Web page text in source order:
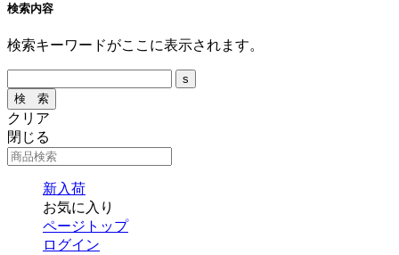
検索内容
検索キーワードがここに表示されます。
クリア
閉じる
新入荷
お気に入り
ページトップ
ログイン